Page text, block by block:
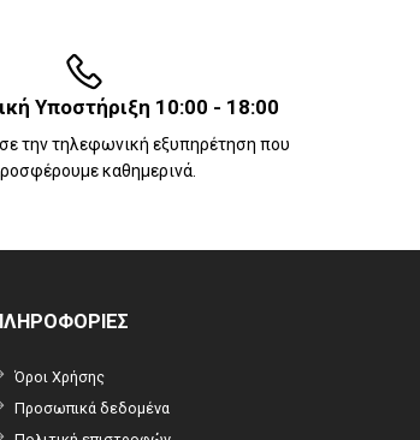
Υποστήριξη 10:00 - 18:00
την τηλεφωνική εξυπηρέτηση που
καθημερινά.
Όροι Χρήσης
Προσωπικά δεδομένα